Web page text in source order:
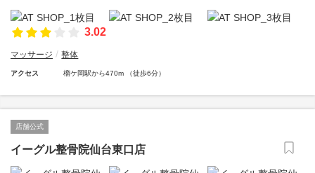
3.02
マッサージ 整体
アクセス 榴ケ岡駅から470m （徒歩6分）
店舗公式
イーグル整骨院仙台東口店